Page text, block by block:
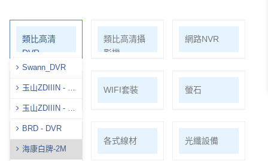
類比高清
DVR
Swann_DVR
玉山ZDIIIN - 8
玉山ZDIIIN - 5
BRD - DVR
海康白牌-2M
類比高清攝
影機
網路NVR
網路攝影機 WIFI套裝 螢石
麥克風系列 各式線材 光纖設備